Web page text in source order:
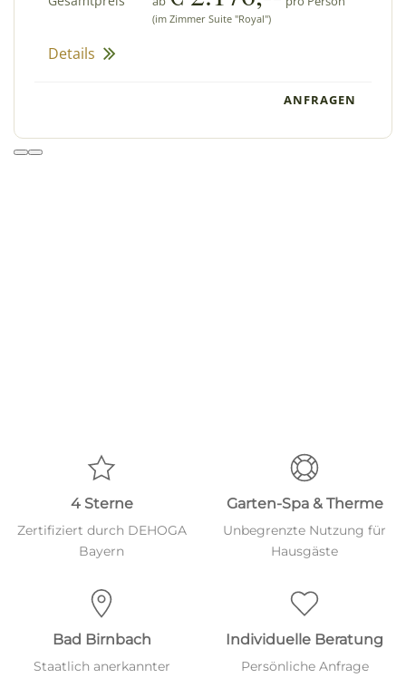
(im Zimmer Suite "Royal")
Details
ANFRAGEN
4 Sterne
Zertifiziert durch DEHOGA
Bayern
Garten-Spa & Therme
Unbegrenzte Nutzung für
Hausgäste
Bad Birnbach
Staatlich anerkannter
Individuelle Beratung
Persönliche Anfrage